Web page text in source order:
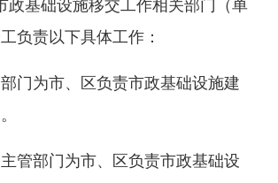
政基础设施移交工作相关部门（单
负责以下具体工作：
门为市、区负责市政基础设施建
管部门为市、区负责市政基础设